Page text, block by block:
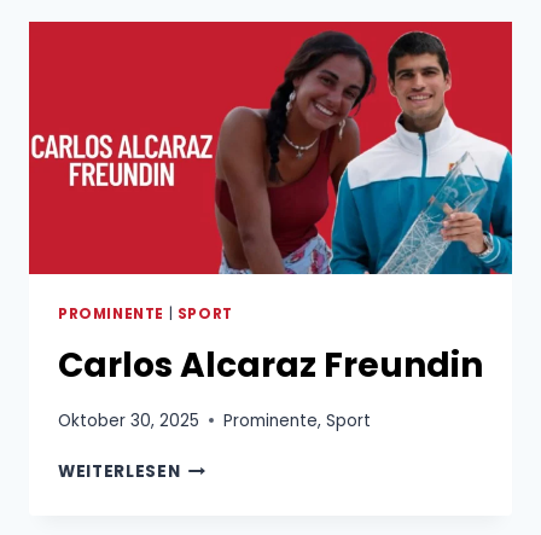
GEHALT
PROMINENTE SPORT
Carlos Alcaraz Freundin
Oktober 30, 2025 Prominente, Sport
WEITERLESENCARLOS